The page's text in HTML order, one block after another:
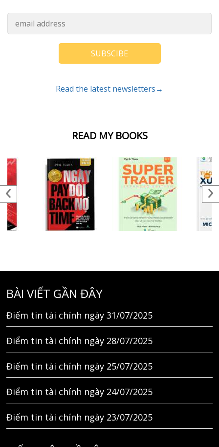
READ MY BOOKS
SUBSCIBE
Read the latest newsletters→
BÀI VIẾT GẦN ĐÂY
Điểm tin tài chính ngày 31/07/2025
Điểm tin tài chính ngày 28/07/2025
Điểm tin tài chính ngày 25/07/2025
Điểm tin tài chính ngày 24/07/2025
Điểm tin tài chính ngày 23/07/2025